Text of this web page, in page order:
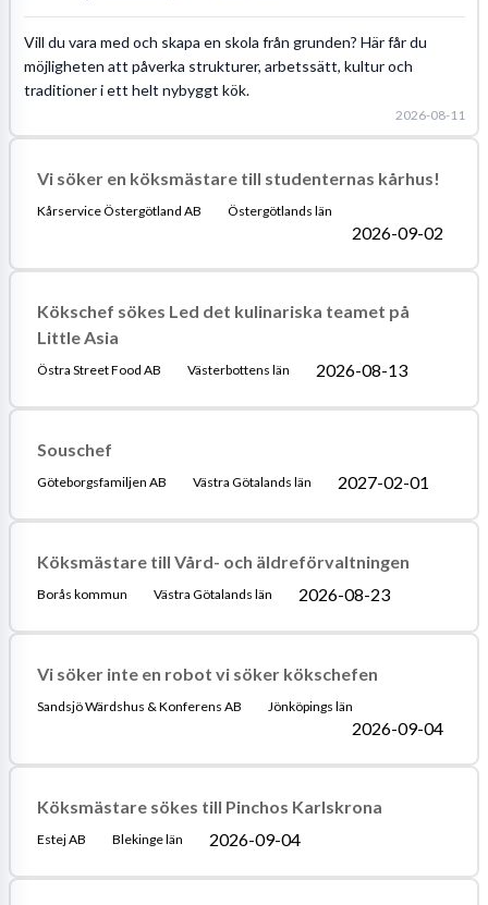
Vill du vara med och skapa en skola från grunden? Här får du
möjligheten att påverka strukturer, arbetssätt, kultur och
traditioner i ett helt nybyggt kök.
2026-08-11
Vi söker en köksmästare till studenternas kårhus!
Kårservice Östergötland AB Östergötlands län
2026-09-02
Kökschef sökes Led det kulinariska teamet på
Little Asia
Östra Street Food AB Västerbottens län 2026-08-13
Souschef
Göteborgsfamiljen AB Västra Götalands län 2027-02-01
Köksmästare till Vård- och äldreförvaltningen
Borås kommun Västra Götalands län 2026-08-23
Vi söker inte en robot vi söker kökschefen
Sandsjö Wärdshus & Konferens AB Jönköpings län
2026-09-04
Köksmästare sökes till Pinchos Karlskrona
Estej AB Blekinge län 2026-09-04